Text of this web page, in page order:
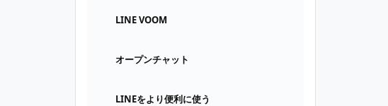
LINE VOOM
オープンチャット
LINEをより便利に使う